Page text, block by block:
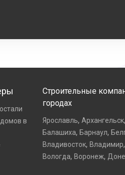
в
Строительные
городах
Ярославль, Архангельск,
Балашиха, Барнаул,
Владивосток, Владимир,
Вологда, Воронеж,